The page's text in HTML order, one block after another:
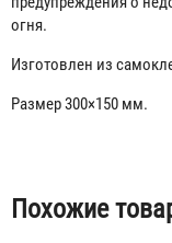
огня.
Изготовлен из
Размер 300×150 мм.
Табы
Похожие